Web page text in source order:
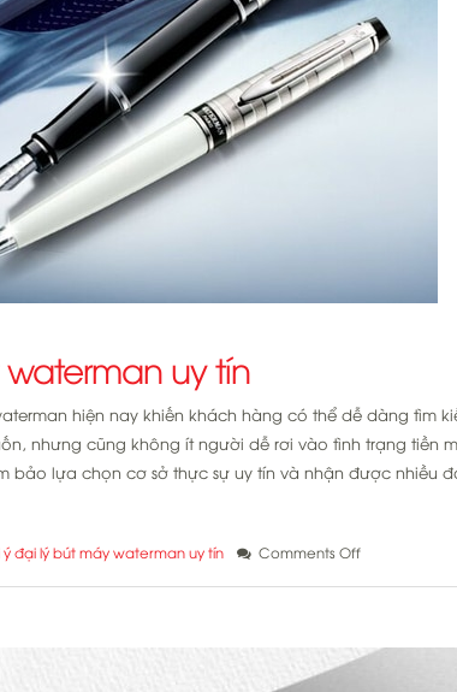
uy tín
hiện nay khiến khách hàng có thể dễ dàng tìm
nhưng cũng không ít người dễ rơi vào tình trạng tiền
bảo lựa chọn cơ sở thực sự uy tín và nhận được nhiều
ý đại lý bút máy waterman uy tín Comments Offon
lý